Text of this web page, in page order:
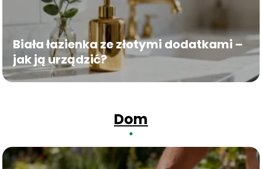
Biała łazienka ze złotymi dodatkami –
jak ją urządzić?
Dom